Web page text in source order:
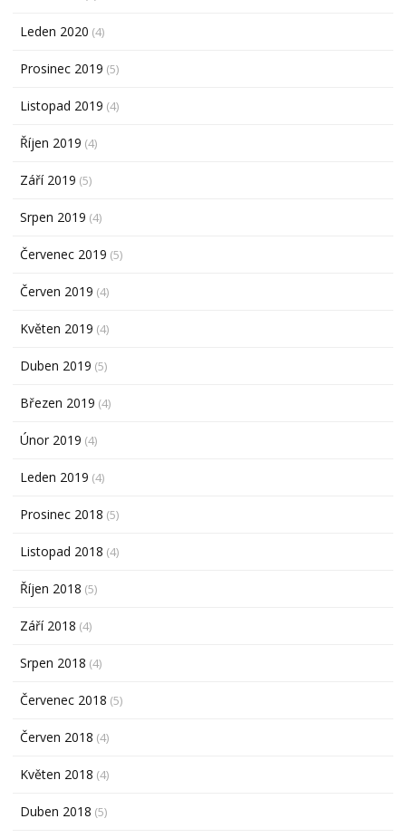
Leden 2020 (4)
Prosinec 2019 (5)
Listopad 2019 (4)
Říjen 2019 (4)
Září 2019 (5)
Srpen 2019 (4)
Červenec 2019 (5)
Červen 2019 (4)
Květen 2019 (4)
Duben 2019 (5)
Březen 2019 (4)
Únor 2019 (4)
Leden 2019 (4)
Prosinec 2018 (5)
Listopad 2018 (4)
Říjen 2018 (5)
Září 2018 (4)
Srpen 2018 (4)
Červenec 2018 (5)
Červen 2018 (4)
Květen 2018 (4)
Duben 2018 (5)